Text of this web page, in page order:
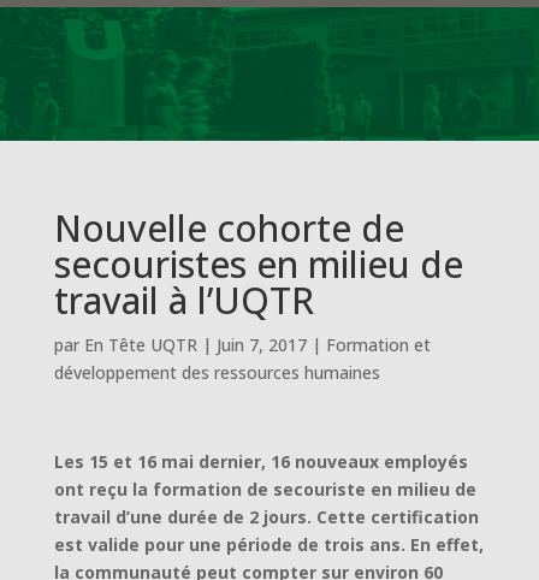
Nouvelle cohorte de
secouristes en milieu de
travail à l’UQTR
par En Tête UQTR| Juin 7, 2017| Formation et
développement des ressources humaines
Les 15 et 16 mai dernier, 16 nouveaux employés
ont reçu la formation de secouriste en milieu de
travail d’une durée de 2 jours. Cette certification
est valide pour une période de trois ans. En effet,
la communauté peut compter sur environ 60